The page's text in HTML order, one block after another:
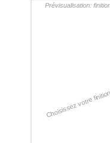
Prévisualisation:
Choisissez votre